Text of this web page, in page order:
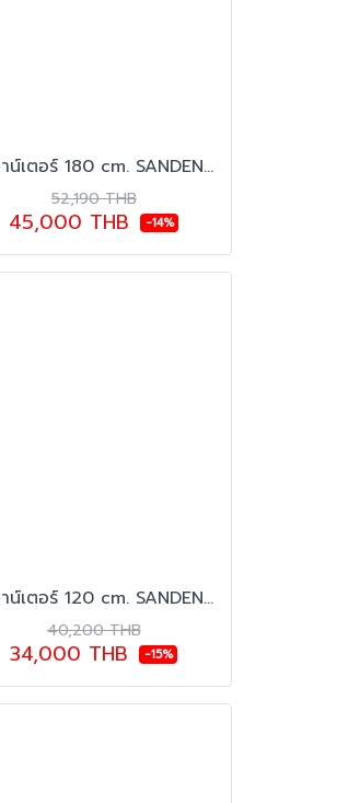
ตู้เคาน์เตอร์ 180 cm. SANDEN รุ่น SCC-1803G
52,190 THB
45,000 THB -14%
ตู้เคาน์เตอร์ 120 cm. SANDEN รุ่น SCC-1203GL
40,200 THB
34,000 THB -15%